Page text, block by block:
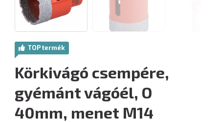
TOP termék
Körkivágó csempére,
gyémánt vágóél, O
40mm, menet M14